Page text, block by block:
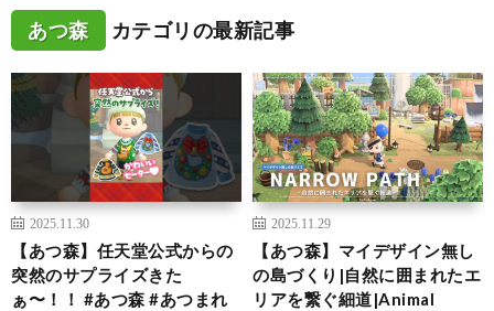
あつ森 カテゴリの最新記事
2025.11.30
【あつ森】任天堂公式からの
突然のサプライズきた
ぁ〜！！ #あつ森 #あつまれ
2025.11.29
【あつ森】マイデザイン無し
の島づくり|自然に囲まれたエ
リアを繋ぐ細道|Animal